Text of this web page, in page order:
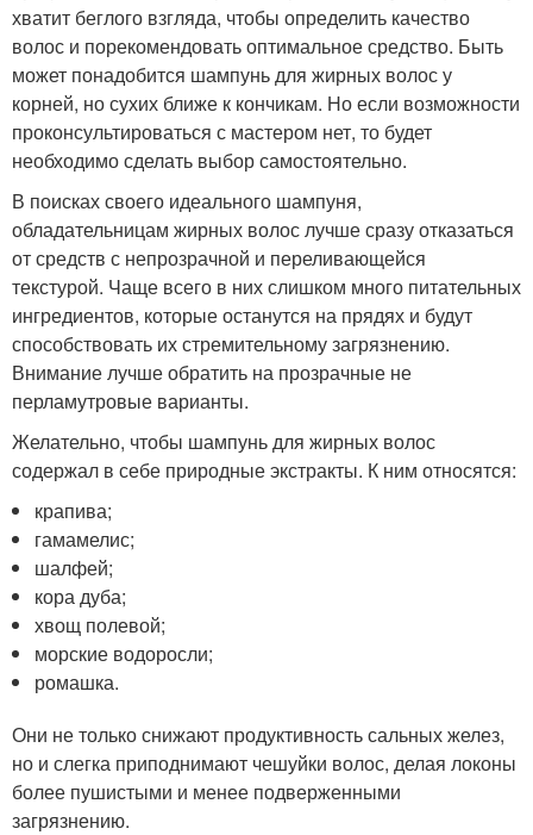
хватит беглого взгляда, чтобы определить качество
волос и порекомендовать оптимальное средство. Быть
может понадобится шампунь для жирных волос у
корней, но сухих ближе к кончикам. Но если возможности
проконсультироваться с мастером нет, то будет
необходимо сделать выбор самостоятельно.
В поисках своего идеального шампуня,
обладательницам жирных волос лучше сразу отказаться
от средств с непрозрачной и переливающейся
текстурой. Чаще всего в них слишком много питательных
ингредиентов, которые останутся на прядях и будут
способствовать их стремительному загрязнению.
Внимание лучше обратить на прозрачные не
перламутровые варианты.
Желательно, чтобы шампунь для жирных волос
содержал в себе природные экстракты. К ним относятся:
крапива;
гамамелис;
шалфей;
кора дуба;
хвощ полевой;
морские водоросли;
ромашка.
Они не только снижают продуктивность сальных желез,
но и слегка приподнимают чешуйки волос, делая локоны
более пушистыми и менее подверженными
загрязнению.